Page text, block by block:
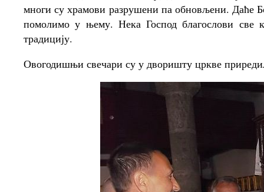
многи су храмови разрушени па обновљени. Даће
помолимо у њему. Нека Господ благослови све
традицију.
Овогодишњи свечари су у дворишту цркве